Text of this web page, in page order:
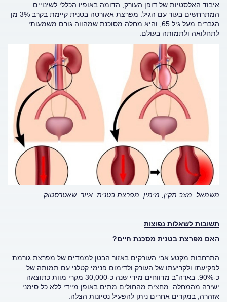
איבוד האלסטיות של דופן העורק, הדומה באופיו הכללי לשינויים
המתרחשים בעור עם הגיל. מפרצת אאורטה בטנית קיימת בקרב 3% מן
הגברים מעל גיל 65, והיא מחלה מסוכנת שמהווה גורם משמעותי
לתחלואה ולתמותה בעולם.
משמאל: מצב תקין, מימין: מפרצת בטנית. איור: שאטרסטוק
תשובות לשאלות נפוצות
האם מפרצת בטנית מסכנת חיים?
התרחבות מקטע אבי העורקים באזור הבטן לממדים של מפרצת גורמת
לפקיעתו ולקריעתו של העורק ולדימום פנימי קטלני עם תמותה של
כ-90%. בארה"ב מדווחים מידי שנה כ-30,000 מקרי מוות כתוצאה
ישירה מהמחלה. מחצית מהחולים מתים באופן מיידי ללא כל סימני
אזהרה, במקרים אחרים ניתן להפעיל נסיונות הצלה.